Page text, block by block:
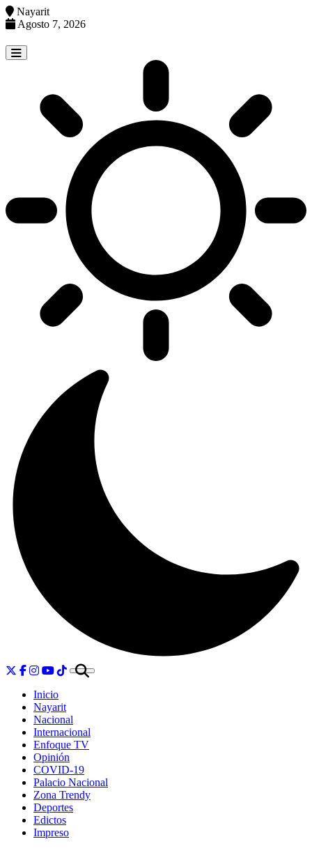
Nayarit
Agosto 7, 2026
to
content
Inicio
Nayarit
Nacional
Internacional
Enfoque TV
Opinión
COVID-19
Palacio Nacional
Zona Trendy
Deportes
Edictos
Impreso